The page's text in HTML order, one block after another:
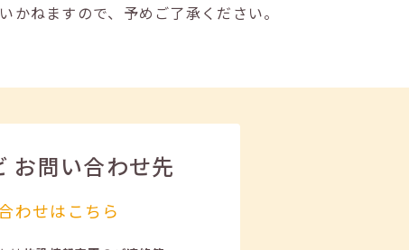
ねますので、予めご了承ください。
お問い合わせ先
わせはこちら